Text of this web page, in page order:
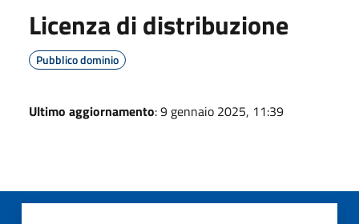
Licenza di distribuzione
Pubblico dominio
Ultimo aggiornamento: 9 gennaio 2025, 11:39